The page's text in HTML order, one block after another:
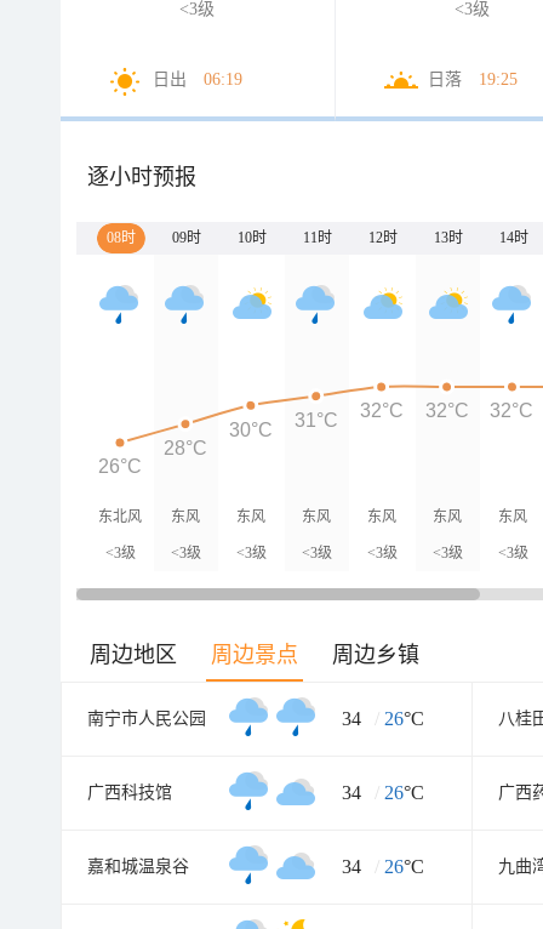
<3级
日出 06:19
<3级
日落 19:25
逐小时预报
08时 09时 10时 11时 12时 13时 14时
东北风
<3级
东风
<3级
东风
<3级
东风
<3级
东风
<3级
东风
<3级
东风
<3级
26°C
28°C
30°C 31°C 32°C 32°C 32°C
周边地区 周边景点 周边乡镇
南宁市人民公园 34 / 26°C 八桂
广西科技馆 34 / 26°C 广西
嘉和城温泉谷 34 / 26°C 九曲